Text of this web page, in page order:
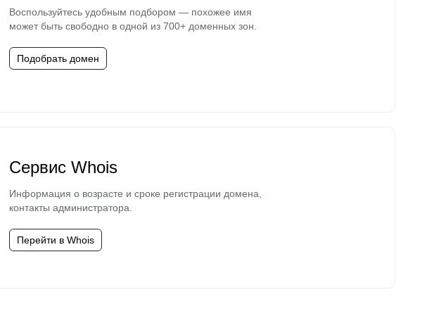
Воспользуйтесь удобным подбором — похожее имя
может быть свободно в одной из 700+ доменных зон.
Подобрать домен
Сервис Whois
Информация о возрасте и сроке регистрации домена,
контакты администратора.
Перейти в Whois